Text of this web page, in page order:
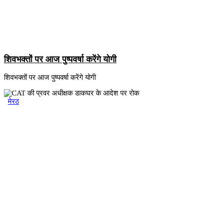
शिवभक्तों पर आज पुष्पवर्षा करेंगे योगी
शिवभक्तों पर आज पुष्पवर्षा करेंगे योगी
मेरठ